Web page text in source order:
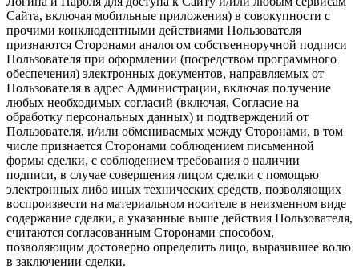
Сайта, включая мобильные приложения) в совокупности с
прочими конклюдентными действиями Пользователя
признаются Сторонами аналогом собственноручной подписи
Пользователя при оформлении (посредством программного
обеспечения) электронных документов, направляемых от
Пользователя в адрес Администрации, включая получение
любых необходимых согласий (включая, Согласие на
обработку персональных данных) и подтверждений от
Пользователя, и/или обмениваемых между Сторонами, в том
числе признается Сторонами соблюдением письменной
формы сделки, с соблюдением требования о наличии
подписи, в случае совершения лицом сделки с помощью
электронных либо иных технических средств, позволяющих
воспроизвести на материальном носителе в неизменном виде
содержание сделки, а указанные выше действия Пользователя,
считаются согласованным Сторонами способом,
позволяющим достоверно определить лицо, выразившее волю
в заключении сделки.